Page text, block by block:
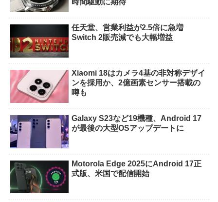
時間駆動に期待
任天堂、営業利益が2.5倍に急増
Switch 2販売減でも大幅増益
Xiaomi 18はカメラ4基の非対称デザイ
ンを採用か、2億画素センサー搭載の
噂も
Galaxy S23など19機種、Android 17
が最後の大型OSアップデートに
Motorola Edge 2025にAndroid 17正
式版、米国で配信開始